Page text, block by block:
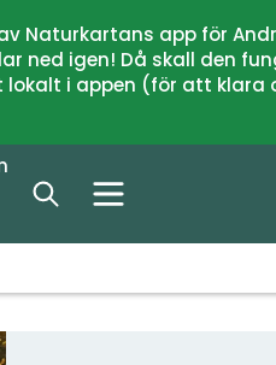
Naturkartans app för
ned igen! Då skall den
i appen (för att